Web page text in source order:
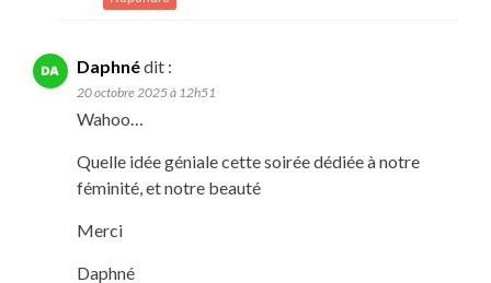
Daphnédit :
20 octobre 2025 à 12h51
Wahoo…
Quelle idée géniale cette soirée dédiée à notre
féminité, et notre beauté
Merci
Daphné